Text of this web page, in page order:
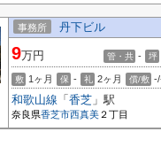
事務所 丹下ビル
9万円 管・共 - 坪
敷 1ヶ月 保 - 礼 2ヶ月 償/敷
和歌山線 「 香芝 」駅
奈良県香芝市西真美 ２丁目